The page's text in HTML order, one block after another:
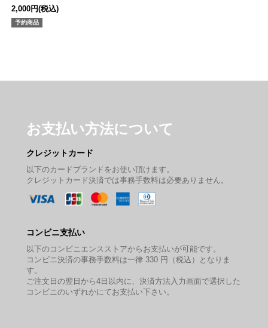
2,000円(税込)
予約商品
お支払い方法について
クレジットカード
以下のカードブランドをお使い頂けます。
クレジットカード決済では事務手数料は必要ありません。
コンビニ支払い
以下のコンビニエンスストアからお支払いが可能です。
コンビニ決済の事務手数料は一律 330 円（税込）となりま
す。
ご注文日の翌日から4日以内に、決済方法入力画面で選択した
コンビニのいずれかにてお支払い下さい。